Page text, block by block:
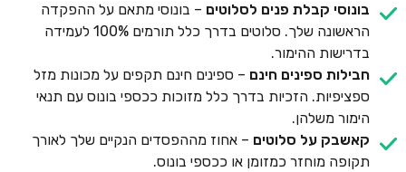
בונוסי קבלת פנים לסלוטים – בונוסי מתאם על ההפקדה
הראשונה שלך. סלוטים בדרך כלל תורמים 100% לעמידה
בדרישות ההימור.
חבילות ספינים חינם – ספינים חינם תקפים על מכונות מזל
ספציפיות. הזכיות בדרך כלל מזוכות ככספי בונוס עם תנאי
הימור משלהן.
קאשבק על סלוטים – אחוז מההפסדים הנקיים שלך לאורך
תקופה מוחזר כמזומן או ככספי בונוס.